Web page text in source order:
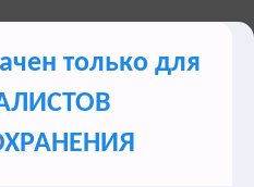
гиперактивного
только для